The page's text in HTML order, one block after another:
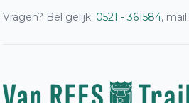
Vragen? Bel gelijk: 0521 - 361584, mail: